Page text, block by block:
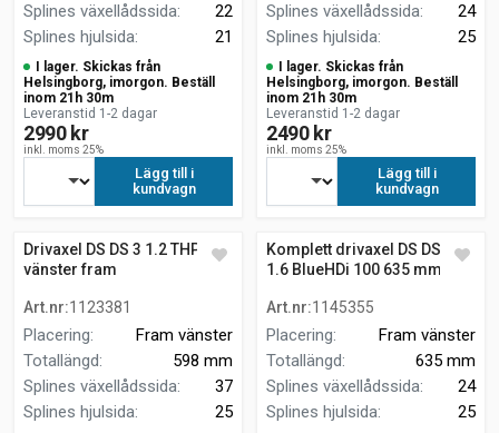
Splines växellådssida:
22
Splines hjulsida: 21
I lager. Skickas från
Helsingborg, imorgon. Beställ
inom 21h 30m
Leveranstid 1-2 dagar
2990 kr
inkl. moms 25%
Lägg till i
kundvagn
Splines växellådssida:
24
Splines hjulsida: 25
I lager. Skickas från
Helsingborg, imorgon. Beställ
inom 21h 30m
Leveranstid 1-2 dagar
2490 kr
inkl. moms 25%
Lägg till i
kundvagn
Drivaxel DS DS 3 1.2 THP 110
vänster fram
Art.nr:1123381
Placering:
Fram vänster
Totallängd:
598 mm
Splines växellådssida:
37
Splines hjulsida: 25
Komplett drivaxel DS DS 3
1.6 BlueHDi 100 635 mm
Art.nr:1145355
Placering:
Fram vänster
Totallängd:
635 mm
Splines växellådssida:
24
Splines hjulsida: 25